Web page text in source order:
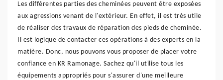
Les différentes parties des cheminées peuvent être exposées
aux agressions venant de l'extérieur. En effet, il est très utile
de réaliser des travaux de réparation des pieds de cheminée.
Il est logique de contacter ces opérations à des experts en la
matière. Donc, nous pouvons vous proposer de placer votre
confiance en KR Ramonage. Sachez qu'il utilise tous les
équipements appropriés pour s'assurer d'une meilleure